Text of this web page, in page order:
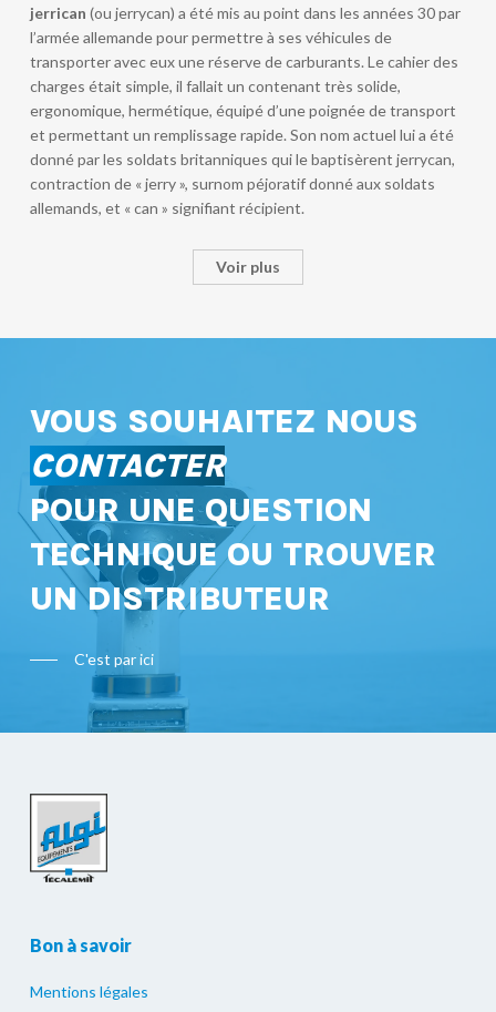
jerrican (ou jerrycan) a été mis au point dans les années 30 par
l’armée allemande pour permettre à ses véhicules de
transporter avec eux une réserve de carburants. Le cahier des
charges était simple, il fallait un contenant très solide,
ergonomique, hermétique, équipé d’une poignée de transport
et permettant un remplissage rapide. Son nom actuel lui a été
donné par les soldats britanniques qui le baptisèrent jerrycan,
contraction de « jerry », surnom péjoratif donné aux soldats
allemands, et « can » signifiant récipient.
Voir plus
VOUS SOUHAITEZ NOUS
CONTACTER
POUR UNE QUESTION
TECHNIQUE OU TROUVER
UN DISTRIBUTEUR
C'est par ici
Bon à savoir
Mentions légales